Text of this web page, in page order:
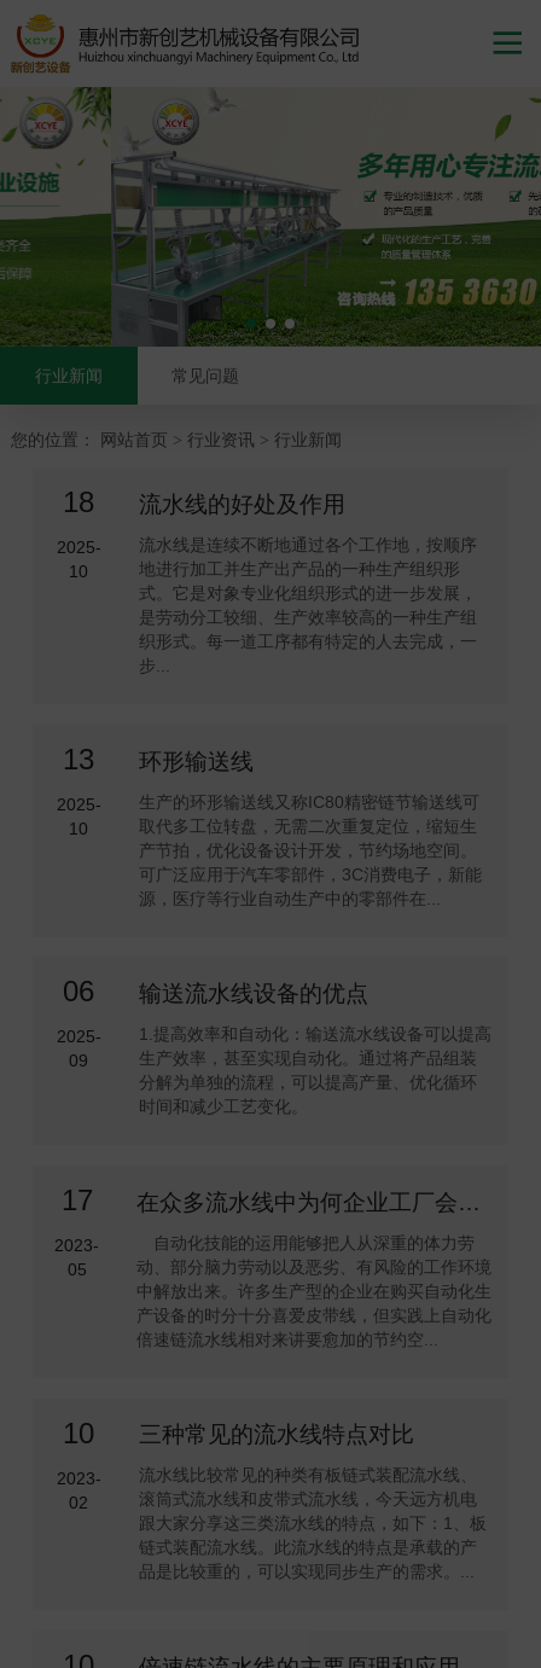

行业新闻 常见问题
您的位置： 网站首页 > 行业资讯 > 行业新闻
18
2025-
10
流水线的好处及作用
流水线是连续不断地通过各个工作地，按顺序
地进行加工并生产出产品的一种生产组织形
式。它是对象专业化组织形式的进一步发展，
是劳动分工较细、生产效率较高的一种生产组
织形式。每一道工序都有特定的人去完成，一
步...
13
2025-
10
环形输送线
生产的环形输送线又称IC80精密链节输送线可
取代多工位转盘，无需二次重复定位，缩短生
产节拍，优化设备设计开发，节约场地空间。
可广泛应用于汽车零部件，3C消费电子，新能
源，医疗等行业自动生产中的零部件在...
06
2025-
09
输送流水线设备的优点
1.提高效率和自动化：输送流水线设备可以提高
生产效率，甚至实现自动化。通过将产品组装
分解为单独的流程，可以提高产量、优化循环
时间和减少工艺变化。
17
2023-
05
在众多流水线中为何企业工厂会首选自动化倍速链流水线
自动化技能的运用能够把人从深重的体力劳
动、部分脑力劳动以及恶劣、有风险的工作环境
中解放出来。许多生产型的企业在购买自动化生
产设备的时分十分喜爱皮带线，但实践上自动化
倍速链流水线相对来讲要愈加的节约空...
10
2023-
02
三种常见的流水线特点对比
流水线比较常见的种类有板链式装配流水线、
滚筒式流水线和皮带式流水线，今天远方机电
跟大家分享这三类流水线的特点，如下：1、板
链式装配流水线。此流水线的特点是承载的产
品是比较重的，可以实现同步生产的需求。...